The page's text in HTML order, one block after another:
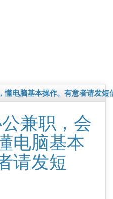
懂电脑基本操作。有意者请发短
兼职，会
电脑基本
请发短